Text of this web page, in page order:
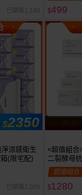
已銷售1,100 $499
$2350
涼感衛生
(限宅配)
已銷售2,005
即 刻
<超值組合
二裂酵母
(1.5ml*30
(1.5ml*5支
超值組合
$1280